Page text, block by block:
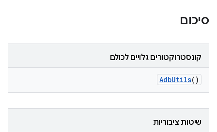
סיכום
קונסטרוקטורים גלויים לכולם
AdbUtils()
שיטות ציבוריות